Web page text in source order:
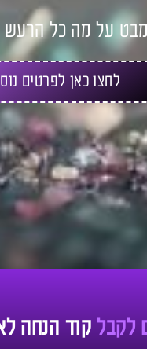
מבט על מה כל הרעש
לחצו כאן לפרטים
לקבל קוד הנחה